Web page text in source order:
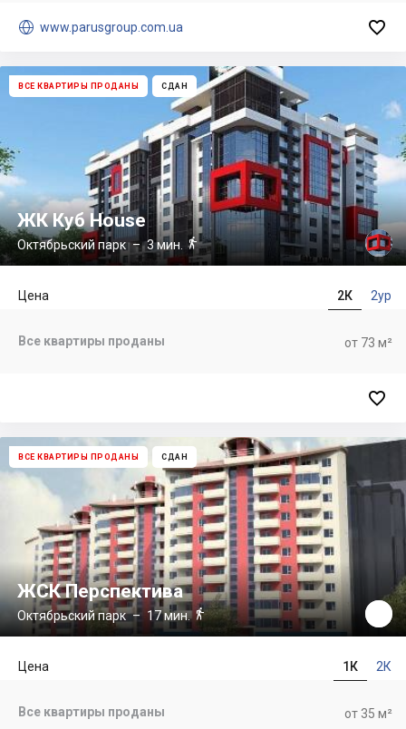
 www.parusgroup.com.ua 
ВСЕ КВАРТИРЫ ПРОДАНЫ СДАН
ЖК Куб House
Октябрьский парк– 3 мин. 
2К 2ур
Цена
от 73 м²
Все квартиры проданы

ВСЕ КВАРТИРЫ ПРОДАНЫ СДАН
ЖСК Перспектива
Октябрьский парк– 17 мин. 
1К 2К
Цена
от 35 м²
Все квартиры проданы